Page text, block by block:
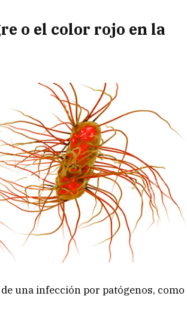
o el color rojo en la
una infección por patógenos, como